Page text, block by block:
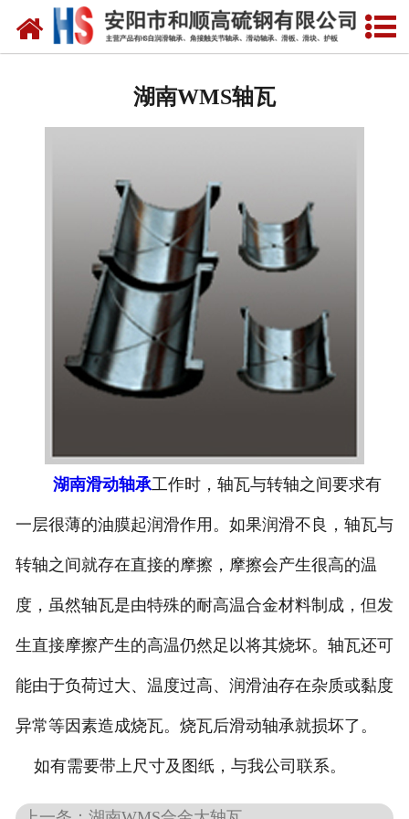
网站首页
湖南自润滑耐磨衬板
湖南铜合金镶嵌石墨
湖南高硫合金钢产品
湖南滑动轴承
湖南 环冷机轴承
湖南WMS轴瓦
湖南滑动轴承工作时，轴瓦与转轴之间要求有
一层很薄的油膜起润滑作用。如果润滑不良，轴瓦与
转轴之间就存在直接的摩擦，摩擦会产生很高的温
度，虽然轴瓦是由特殊的耐高温合金材料制成，但发
生直接摩擦产生的高温仍然足以将其烧坏。轴瓦还可
能由于负荷过大、温度过高、润滑油存在杂质或黏度
异常等因素造成烧瓦。烧瓦后滑动轴承就损坏了。
如有需要带上尺寸及图纸，与我公司联系。